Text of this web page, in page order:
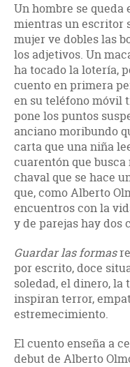
Un hombre se queda
mientras un escritor
mujer ve dobles las
los adjetivos. Un
ha tocado la lotería,
cuento en primera
en su teléfono móvil
pone los puntos
anciano moribundo
carta que una niña
cuarentón que
chaval que se hace
que, como Alberto
encuentros con la
y de parejas hay dos
Guardar las formas
por escrito, doce
soledad, el dinero, la
inspiran terror,
estremecimiento.
El cuento enseña a
debut de Alberto